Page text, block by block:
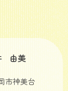
由美
市神美台